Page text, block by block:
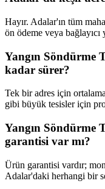
Hayır. Adalar'ın tüm
ön ödeme veya
Yangın Söndürme
kadar sürer?
Tek bir adres için
gibi büyük tesisler için
Yangın Söndürme
garantisi var mı?
Ürün garantisi vardır;
Adalar'daki herhangi bir